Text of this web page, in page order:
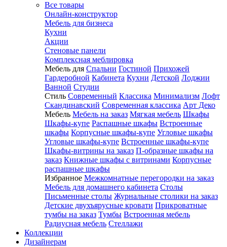
Все товары
Онлайн-конструктор
Мебель для бизнеса
Кухни
Акции
Стеновые панели
Комплексная меблировка
Мебель для Спальни Гостиной Прихожей
Гардеробной Кабинета Кухни Детской Лоджии
Ванной Студии
Стиль Современный Классика Минимализм Лофт
Скандинавский Современная классика Арт Деко
Мебель Мебель на заказ Мягкая мебель Шкафы
Шкафы-купе Распашные шкафы Встроенные
шкафы Корпусные шкафы-купе Угловые шкафы
Угловые шкафы-купе Встроенные шкафы-купе
Шкафы-витрины на заказ П-образные шкафы на
заказ Книжные шкафы с витринами Корпусные
распашные шкафы
Избранное Межкомнатные перегородки на заказ
Мебель для домашнего кабинета Столы
Письменные столы Журнальные столики на заказ
Детские двухъярусные кровати Прикроватные
тумбы на заказ Тумбы Встроенная мебель
Радиусная мебель Стеллажи
Коллекции
Дизайнерам